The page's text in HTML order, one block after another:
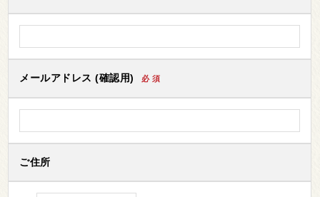
メールアドレス (確認用) 必 須
ご住所